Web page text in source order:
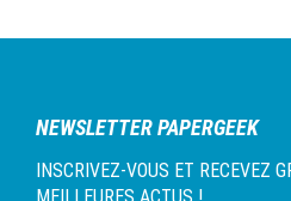
NEWSLETTER PAPERGEEK
INSCRIVEZ-VOUS ET RECEVEZ